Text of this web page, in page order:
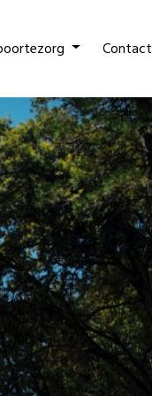
Contact